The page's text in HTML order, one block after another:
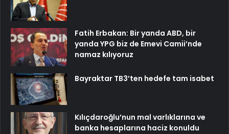
Fatih Erbakan: Bir yanda ABD, bir
yanda YPG biz de Emevi Camii’nde
namaz kılıyoruz
Bayraktar TB3’ten hedefe tam isabet
Kılıçdaroğlu’nun mal varlıklarına ve
banka hesaplarına haciz konuldu